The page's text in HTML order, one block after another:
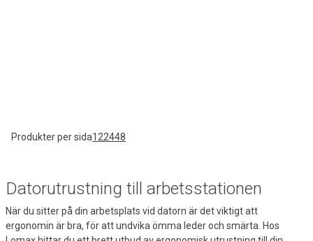
Produkter per sida122448
Datorutrustning till arbetsstationen
När du sitter på din arbetsplats vid datorn är det viktigt att
ergonomin är bra, för att undvika ömma leder och smärta. Hos